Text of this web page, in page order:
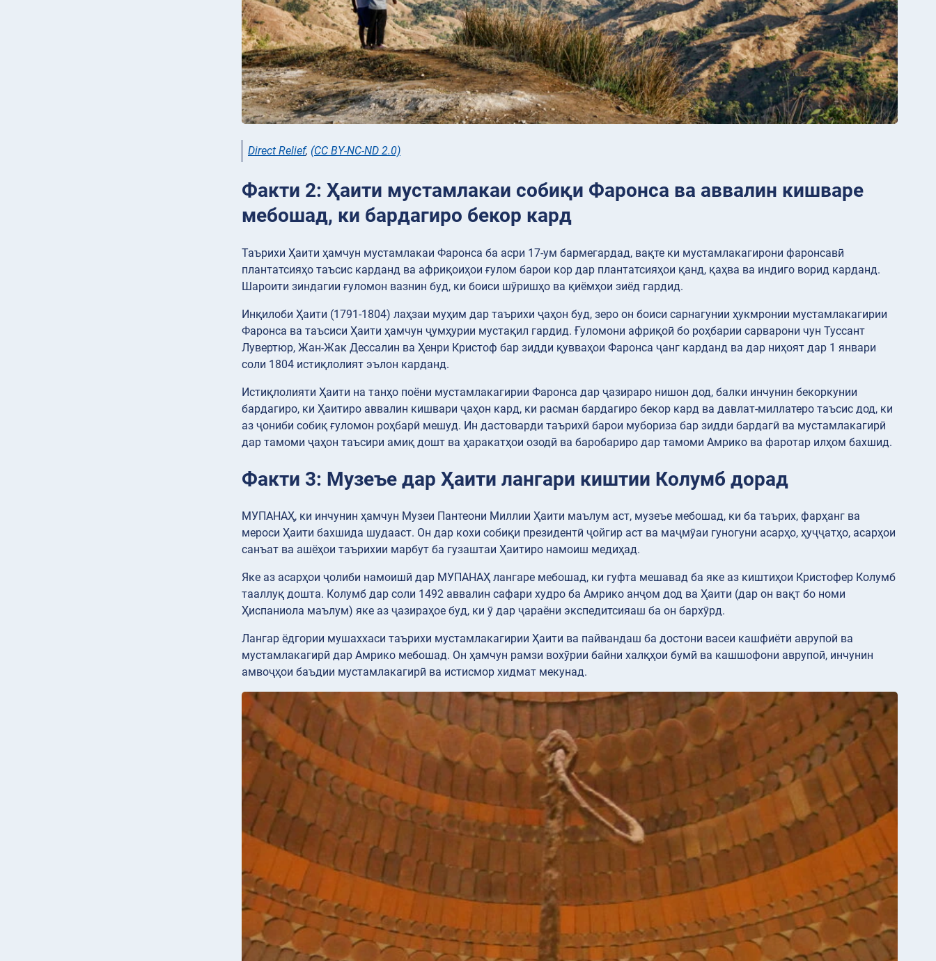
Direct Relief, (CC BY-NC-ND 2.0)
Факти 2: Ҳаити мустамлакаи собиқи Фаронса ва аввалин кишваре
мебошад, ки бардагиро бекор кард
Таърихи Ҳаити ҳамчун мустамлакаи Фаронса ба асри 17-ум бармегардад, вақте ки мустамлакагирони фаронсавӣ
плантатсияҳо таъсис карданд ва африқоиҳои ғулом барои кор дар плантатсияҳои қанд, қаҳва ва индиго ворид карданд.
Шароити зиндагии ғуломон вазнин буд, ки боиси шӯришҳо ва қиёмҳои зиёд гардид.
Инқилоби Ҳаити (1791-1804) лаҳзаи муҳим дар таърихи ҷаҳон буд, зеро он боиси сарнагунии ҳукмронии мустамлакагирии
Фаронса ва таъсиси Ҳаити ҳамчун ҷумҳурии мустақил гардид. Ғуломони африқоӣ бо роҳбарии сарварони чун Туссант
Лувертюр, Жан-Жак Дессалин ва Ҳенри Кристоф бар зидди қувваҳои Фаронса ҷанг карданд ва дар ниҳоят дар 1 январи
соли 1804 истиқлолият эълон карданд.
Истиқлолияти Ҳаити на танҳо поёни мустамлакагирии Фаронса дар ҷазираро нишон дод, балки инчунин бекоркунии
бардагиро, ки Ҳаитиро аввалин кишвари ҷаҳон кард, ки расман бардагиро бекор кард ва давлат-миллатеро таъсис дод, ки
аз ҷониби собиқ ғуломон роҳбарӣ мешуд. Ин дастоварди таърихӣ барои мубориза бар зидди бардагӣ ва мустамлакагирӣ
дар тамоми ҷаҳон таъсири амиқ дошт ва ҳаракатҳои озодӣ ва баробариро дар тамоми Амрико ва фаротар илҳом бахшид.
Факти 3: Музеъе дар Ҳаити лангари киштии Колумб дорад
МУПАНАҲ, ки инчунин ҳамчун Музеи Пантеони Миллии Ҳаити маълум аст, музеъе мебошад, ки ба таърих, фарҳанг ва
мероси Ҳаити бахшида шудааст. Он дар кохи собиқи президентӣ ҷойгир аст ва маҷмӯаи гуногуни асарҳо, ҳуҷҷатҳо, асарҳои
санъат ва ашёҳои таърихии марбут ба гузаштаи Ҳаитиро намоиш медиҳад.
Яке аз асарҳои ҷолиби намоишӣ дар МУПАНАҲ лангаре мебошад, ки гуфта мешавад ба яке аз киштиҳои Кристофер Колумб
тааллуқ дошта. Колумб дар соли 1492 аввалин сафари худро ба Амрико анҷом дод ва Ҳаити (дар он вақт бо номи
Ҳиспаниола маълум) яке аз ҷазираҳое буд, ки ӯ дар ҷараёни экспедитсияаш ба он бархӯрд.
Лангар ёдгории мушаххаси таърихи мустамлакагирии Ҳаити ва пайвандаш ба достони васеи кашфиёти аврупоӣ ва
мустамлакагирӣ дар Амрико мебошад. Он ҳамчун рамзи вохӯрии байни халқҳои бумӣ ва кашшофони аврупоӣ, инчунин
амвоҷҳои баъдии мустамлакагирӣ ва истисмор хидмат мекунад.